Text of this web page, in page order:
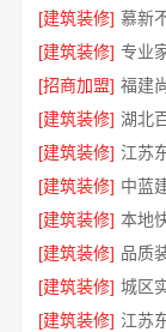
[建筑装修] 慕新
[建筑装修]
[招商加盟]
[建筑装修]
[建筑装修] 江苏
[建筑装修]
[建筑装修] 本地
[建筑装修]
[建筑装修]
[建筑装修]